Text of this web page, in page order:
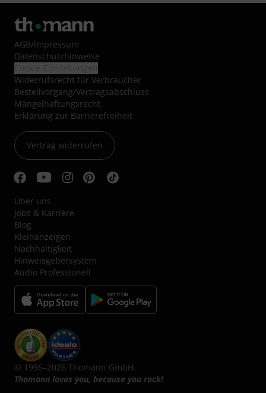
AGB/Impressum
Datenschutzhinweise
Widerrufsrecht für Verbraucher
Bestellvorgang/Vertragsabschluss
Mängelhaftungsrecht
Erklärung zur Barrierefreiheit
Vertrag widerrufen
Über uns
Jobs & Karriere
Blog
Kleinanzeigen
Nachhaltigkeit
Hinweisgebersystem
Audio Professionell
© 1996–2026 Thomann GmbH.
Thomann loves you, because you rock!